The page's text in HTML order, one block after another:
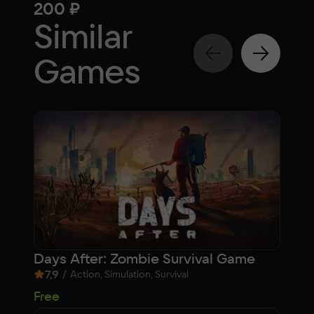
200 ₽
Similar
Games
Days After: Zombie Survival Game
7,9 / Action, Simulation, Survival
Free